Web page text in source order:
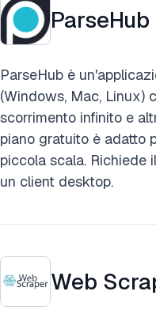
ParseHub
ParseHub è
(Windows, Mac, Linux)
scorrimento infinito e
piano gratuito è adatto
piccola scala. Richiede
un client desktop.
Web